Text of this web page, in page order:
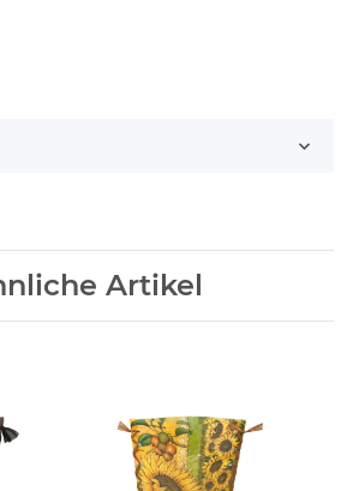
Artikel